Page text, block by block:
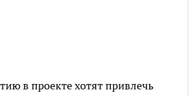
в проекте хотят привлечь